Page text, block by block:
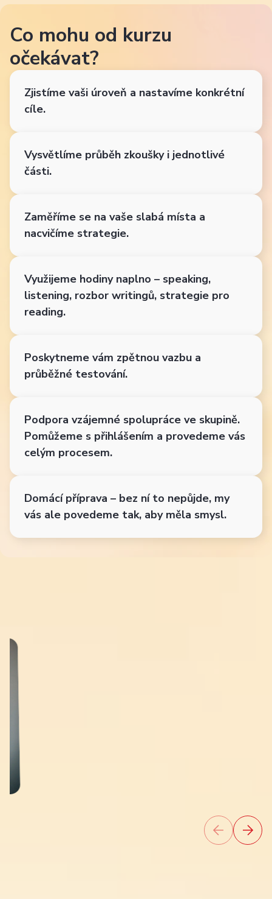
Co mohu od kurzu
očekávat?
Zjistíme vaši úroveň a nastavíme konkrétní
cíle.
Vysvětlíme průběh zkoušky i jednotlivé
části.
Zaměříme se na vaše slabá místa a
nacvičíme strategie.
Využijeme hodiny naplno – speaking,
listening, rozbor writingů, strategie pro
reading.
Poskytneme vám zpětnou vazbu a
průběžné testování.
Podpora vzájemné spolupráce ve skupině.
Pomůžeme s přihlášením a provedeme vás
celým procesem.
Domácí příprava – bez ní to nepůjde, my
vás ale povedeme tak, aby měla smysl.